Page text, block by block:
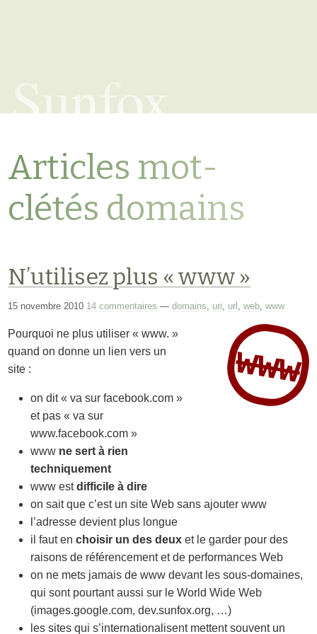
Sunfox
Articles mot-
clétés domains
N’utilisez plus « www »
15 novembre 2010 14 commentaires —domains uri url ,web ,www
www
Pourquoi ne plus utiliser « www. »
quand on donne un lien vers un
site :
on dit « va sur facebook.com »
et pas « va sur
www.facebook.com »
www ne sert à rien
techniquement
www estdifficile à dire
on sait que c’est un site Web sans ajouter www
l’adresse devient plus longue
il faut enchoisir un des deux et le garder pour des
raisons de référencement et de performances Web
on ne mets jamais de www devant les sous-domaines,
qui sont pourtant aussi sur le World Wide Web
(images.google.com, dev.sunfox.org, …)
les sites qui s’internationalisent mettent souvent un